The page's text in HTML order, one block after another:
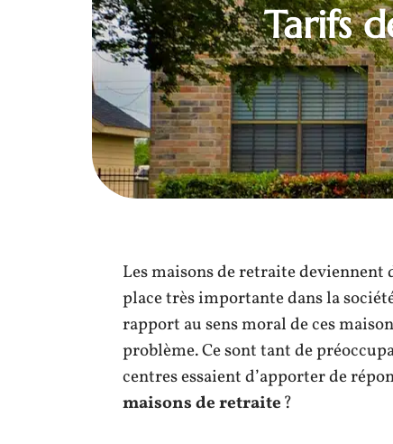
Tarifs
Les maisons de retraite deviennent
place très importante dans la
rapport au sens moral de ces
problème. Ce sont tant de
centres essaient d’apporter de
maisons de retraite?